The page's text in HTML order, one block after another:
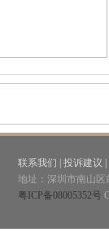
联系我们 投诉建议
地址：深圳市南山
粤ICP备08005352号